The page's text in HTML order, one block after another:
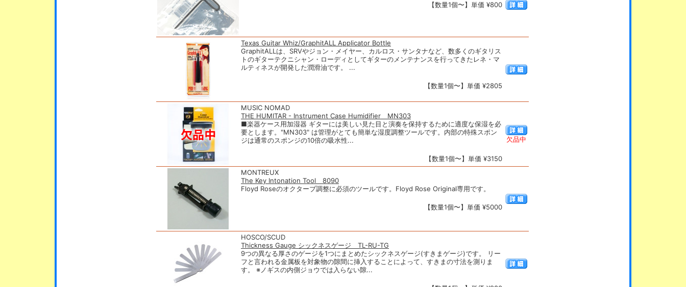
【数量1個〜】単価 ¥800
Texas Guitar Whiz/GraphitALL Applicator Bottle
GraphitALLは、SRVやジョン・メイヤー、カルロス・サンタナなど、数多くのギタリス
トのギターテクニシャン・ローディとしてギターのメンテナンスを行ってきたレネ・マ
ルティネスが開発した潤滑油です。 ...
【数量1個〜】単価 ¥2805
MUSIC NOMAD
THE HUMITAR - Instrument Case Humidifier MN303
■楽器ケース用加湿器 ギターには美しい見た目と演奏を保持するために適度な保湿を必
要とします。"MN303" は管理がとても簡単な湿度調整ツールです。内部の特殊スポン
ジは通常のスポンジの10倍の吸水性...
【数量1個〜】単価 ¥3150
欠品中
MONTREUX
The Key Intonation Tool 8090
Floyd Roseのオクターブ調整に必須のツールです。Floyd Rose Original専用です。
【数量1個〜】単価 ¥5000
HOSCO/SCUD
Thickness Gauge シックネスゲージ TL-RU-TG
9つの異なる厚さのゲージを1つにまとめたシックネスゲージ(すきまゲージ)です。 リー
フと言われる金属板を対象物の隙間に挿入することによって、すきまの寸法を測りま
す。 ※ノギスの内側ジョウでは入らない隙...